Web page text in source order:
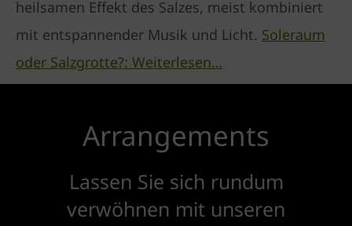
heilsamen Effekt des Salzes, meist kombiniert
mit entspannender Musik und Licht. Soleraum
oder Salzgrotte?: Weiterlesen…
Arrangements
Lassen Sie sich rundum
verwöhnen mit unseren